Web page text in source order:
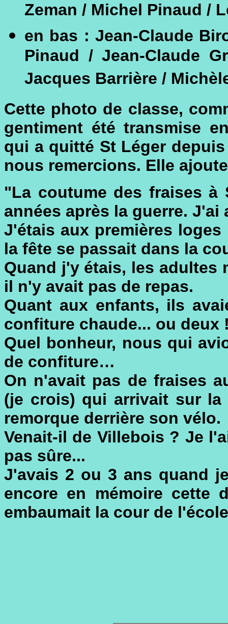
Zeman / Michel Pinaud /
en bas : Jean-Claude
Pinaud / Jean-Claude
Jacques Barrière /
Cette photo de classe,
gentiment été transmise
qui a quitté St Léger
nous remercions. Elle
"La coutume des fraises à
années après la guerre. J'ai
J'étais aux premières
la fête se passait dans la
Quand j'y étais, les adultes
il n'y avait pas de repas.
Quant aux enfants, ils
confiture chaude... ou deux
Quel bonheur, nous qui
de confiture…
On n'avait pas de fraises
(je crois) qui arrivait sur la
remorque derrière son vélo.
Venait-il de Villebois ? Je
pas sûre...
J'avais 2 ou 3 ans quand
encore en mémoire cette
embaumait la cour de